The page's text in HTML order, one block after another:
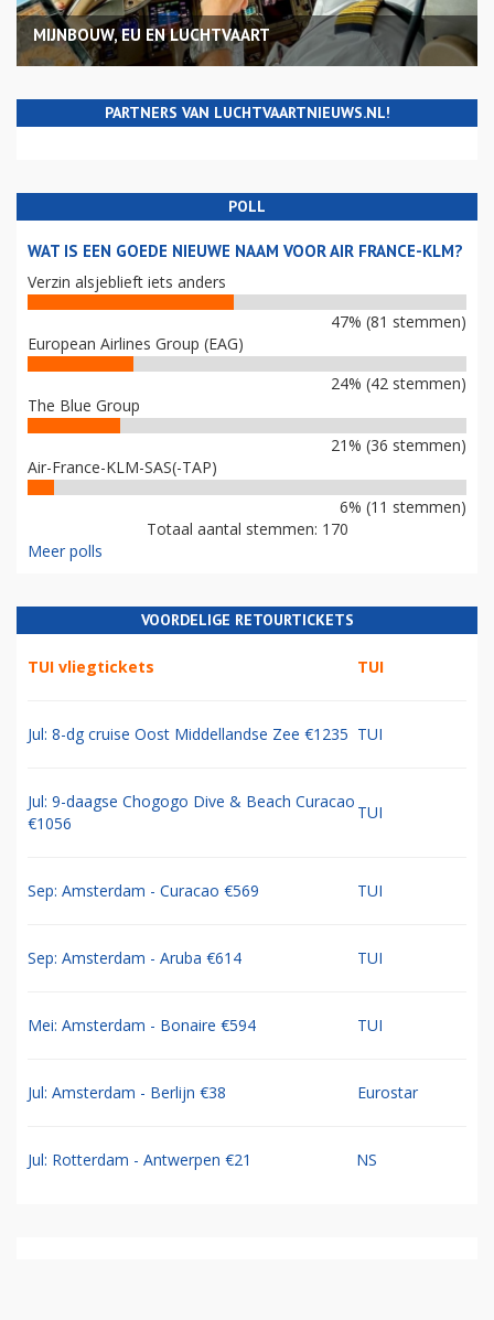
MIJNBOUW, EU EN LUCHTVAART
PARTNERS VAN LUCHTVAARTNIEUWS.NL!
POLL
WAT IS EEN GOEDE NIEUWE NAAM VOOR AIR FRANCE-KLM?
Verzin alsjeblieft iets anders
47% (81 stemmen)
European Airlines Group (EAG)
24% (42 stemmen)
The Blue Group
21% (36 stemmen)
Air-France-KLM-SAS(-TAP)
6% (11 stemmen)
Totaal aantal stemmen: 170
Meer polls
VOORDELIGE RETOURTICKETS
TUI vliegtickets TUI
Jul: 8-dg cruise Oost Middellandse Zee €1235 TUI
Jul: 9-daagse Chogogo Dive & Beach Curacao
€1056
TUI
Sep: Amsterdam - Curacao €569 TUI
Sep: Amsterdam - Aruba €614 TUI
Mei: Amsterdam - Bonaire €594 TUI
Jul: Amsterdam - Berlijn €38 Eurostar
Jul: Rotterdam - Antwerpen €21 NS